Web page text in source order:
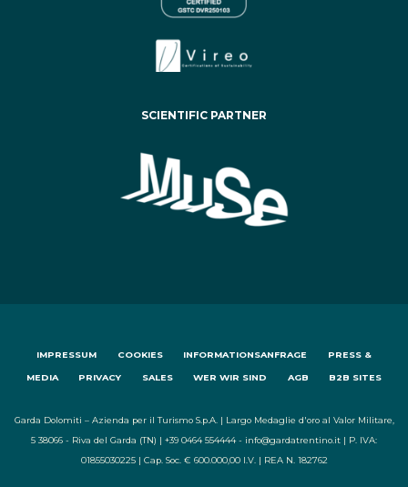
SCIENTIFIC PARTNER
IMPRESSUM COOKIES INFORMATIONSANFRAGE PRESS &
MEDIA PRIVACY SALES WER WIR SIND AGB B2B SITES
Garda Dolomiti – Azienda per il Turismo S.p.A. | Largo Medaglie d'oro al Valor Militare,
5 38066 - Riva del Garda (TN) | +39 0464 554444 - info@gardatrentino.it | P. IVA:
01855030225 | Cap. Soc. € 600.000,00 I.V. | REA N. 182762